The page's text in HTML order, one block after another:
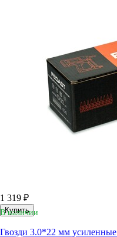
1 319 ₽
Купить
В наличии
Гвозди 3.0*22 мм